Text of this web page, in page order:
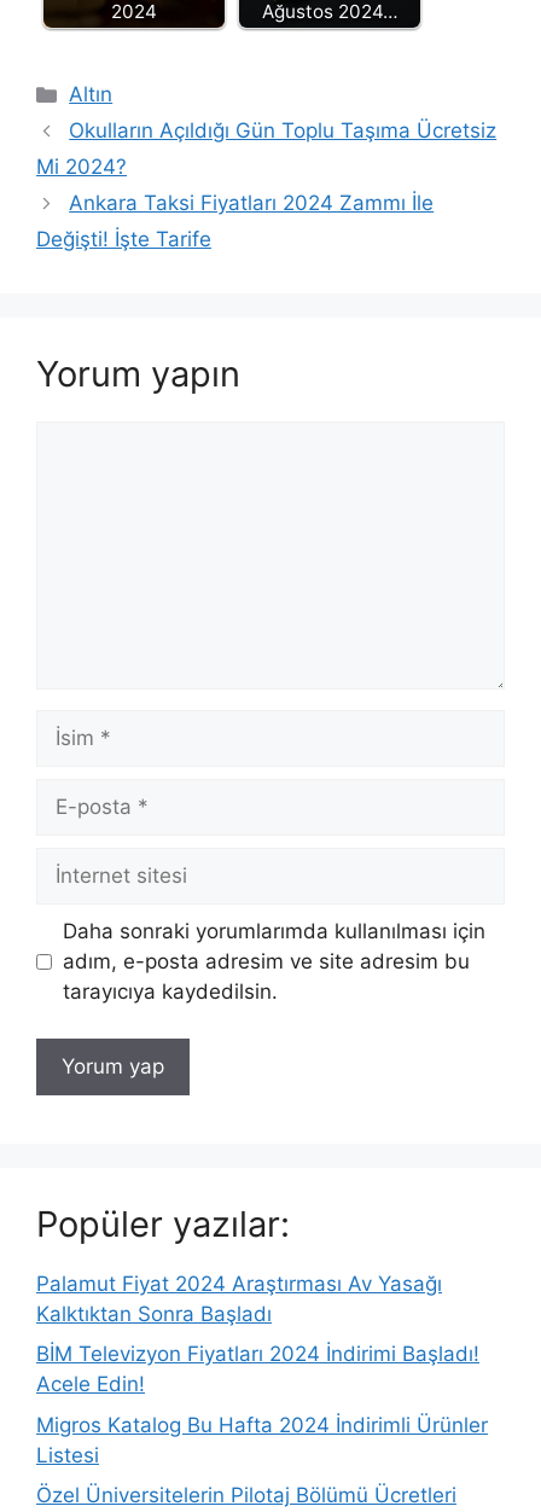
2024 Ağustos 2024…
Kategoriler
Altın
Okulların Açıldığı Gün Toplu Taşıma Ücretsiz
Mi 2024?
Ankara Taksi Fiyatları 2024 Zammı İle
Değişti! İşte Tarife
Yorum yapın
İsim
posta
İnternet
Daha sonraki yorumlarımda kullanılması için
adım, e-posta adresim ve site adresim bu
tarayıcıya kaydedilsin.
Popüler yazılar:
Palamut Fiyat 2024 Araştırması Av Yasağı
Kalktıktan Sonra Başladı
BİM Televizyon Fiyatları 2024 İndirimi Başladı!
Acele Edin!
Migros Katalog Bu Hafta 2024 İndirimli Ürünler
Listesi
Özel Üniversitelerin Pilotaj Bölümü Ücretleri